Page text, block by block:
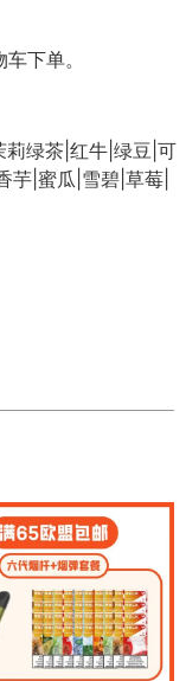
下单。
绿茶|红牛|绿豆|可
芋|蜜瓜|雪碧|草莓|